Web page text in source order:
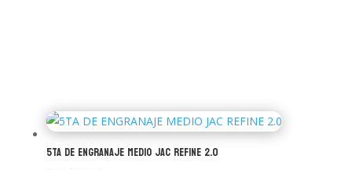
5TA DE ENGRANAJE MEDIO JAC REFINE 2.0